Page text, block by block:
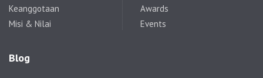
Keanggotaan
Misi & Nilai
Awards
Events
Blog